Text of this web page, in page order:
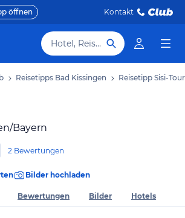
öffnen Kontakt
Hotel, Reiseziel
Reisetipps Bad Kissingen Reisetipp Sisi-Tour
Bayern
2 Bewertungen
Bilder hochladen
Bewertungen Bilder Hotels